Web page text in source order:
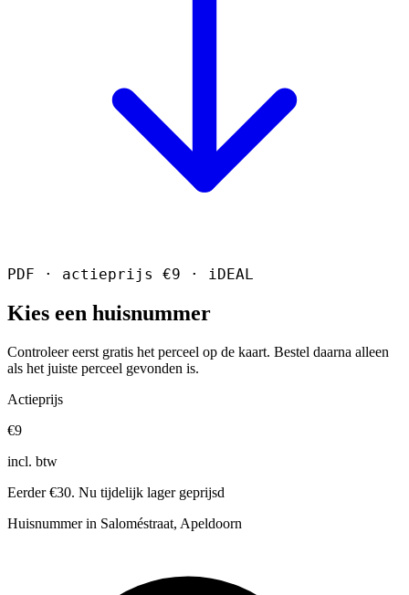
PDF · actieprijs €9 · iDEAL
Kies een huisnummer
Controleer eerst gratis het perceel op de kaart. Bestel daarna alleen
als het juiste perceel gevonden is.
Actieprijs
€9
incl. btw
Eerder €30. Nu tijdelijk lager geprijsd
Huisnummer in Saloméstraat, Apeldoorn